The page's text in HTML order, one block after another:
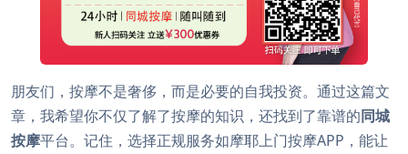
朋友们，按摩不是奢侈，而是必要的自我投资。通过这篇文
章，我希望你不仅了解了按摩的知识，还找到了靠谱的同城
按摩平台。记住，选择正规服务如摩耶上门按摩APP，能让